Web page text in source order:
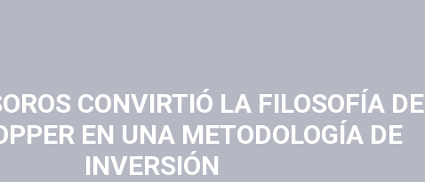
CONVIRTIÓ LA FILOSOFÍA DE
EN UNA METODOLOGÍA DE
INVERSIÓN